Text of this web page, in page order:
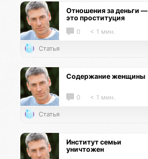
Отношения за деньги —
это проституция
0 < 1 мин.
Статья
Содержание женщины
0 < 1 мин.
Статья
Институт семьи
уничтожен